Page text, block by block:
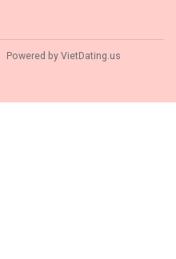
Powered by VietDating.us